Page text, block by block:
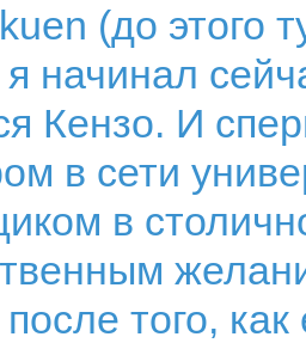
(до этого
начинал
Кензо. И
в сети
в
того,